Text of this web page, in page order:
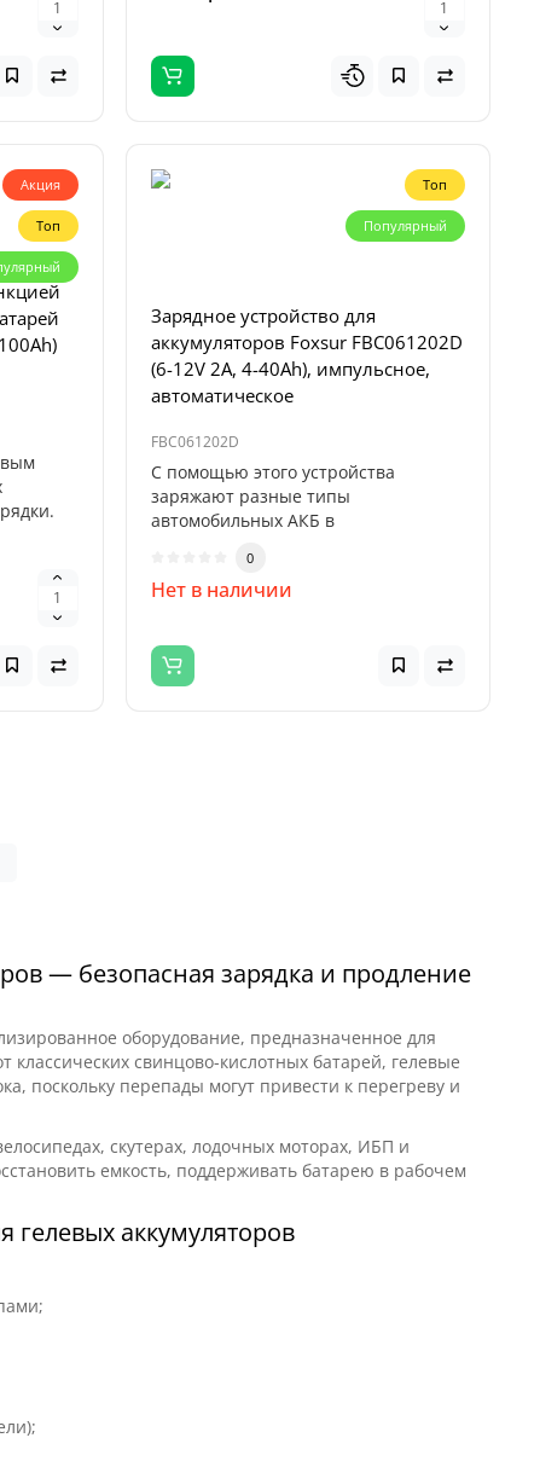
III 3
Акция
Топ
Топ
Популярный
Зарядное устройство для
аккумуляторов Foxsur FBC061202D
(6-12V 2A, 4-40Ah), импульсное,
автоматическое
FBC061202D
С помощью этого устройства
заряжают разные типы
автомобильных АКБ в
Бесспорны..
0
Нет в наличии
— безопасная зарядка и продление
оборудование, предназначенное для
классических свинцово-кислотных батарей, гелевые
поскольку перепады могут привести к перегреву и
скутерах, лодочных моторах, ИБП и
емкость, поддерживать батарею в рабочем
гелевых аккумуляторов